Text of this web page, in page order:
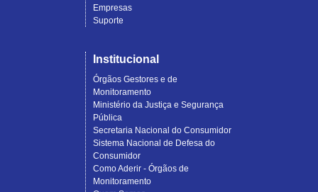
Empresas
Suporte
Institucional
Órgãos Gestores e de
Monitoramento
Ministério da Justiça e Segurança
Pública
Secretaria Nacional do Consumidor
Sistema Nacional de Defesa do
Consumidor
Como Aderir - Órgãos de
Monitoramento